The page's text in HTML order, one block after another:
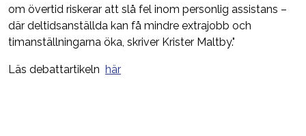
om övertid riskerar att slå fel inom personlig assistans –
där deltidsanställda kan få mindre extrajobb och
timanställningarna öka, skriver Krister Maltby."
L äs debattartikeln här